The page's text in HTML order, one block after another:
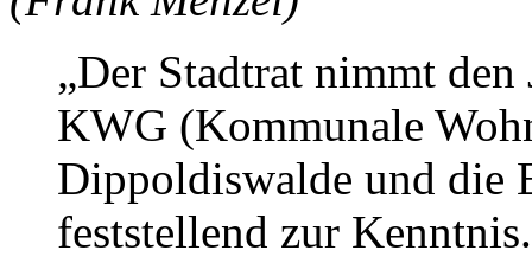
„Der Stadtrat nimmt den
KWG (Kommunale
Dippoldiswalde und die
feststellend zur